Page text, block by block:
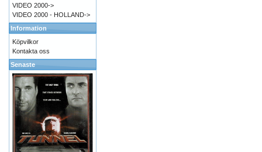
VIDEO 2000->
VIDEO 2000 - HOLLAND->
Information
Köpvilkor
Kontakta oss
Senaste